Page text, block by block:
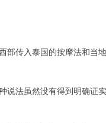
传入泰国的按摩法和
法虽然没有得到明确